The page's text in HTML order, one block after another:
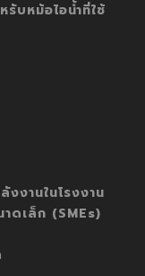
รับหม้อไอน้ำที่ใช้
งานในโรงงาน
ดเล็ก (SMEs)